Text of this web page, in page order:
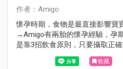
作者：Amigo
懷孕時期，食物是最直接影響寶
→Amigo有兩胎的懷孕經驗，孕
是靠3招飲食原則，只要攝取正
收藏